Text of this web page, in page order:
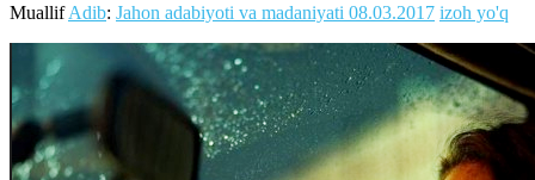
MuallifAdib: Jahon adabiyoti va madaniyati 08.03.2017 izoh yo'q